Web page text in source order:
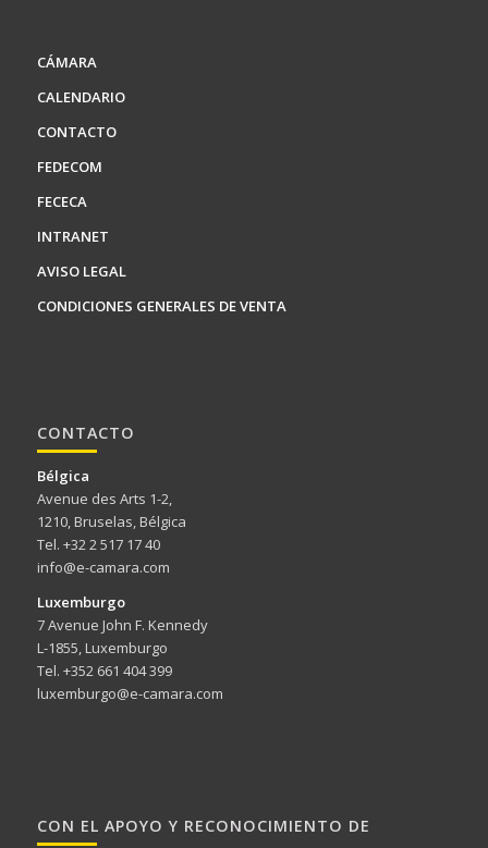
CÁMARA
CALENDARIO
CONTACTO
FEDECOM
FECECA
INTRANET
AVISO LEGAL
CONDICIONES GENERALES DE VENTA
CONTACTO
Bélgica
Avenue des Arts 1-2,
1210, Bruselas, Bélgica
Tel. +32 2 517 17 40
info@e-camara.com
Luxemburgo
7 Avenue John F. Kennedy
L-1855, Luxemburgo
Tel. +352 661 404 399
luxemburgo@e-camara.com
CON EL APOYO Y RECONOCIMIENTO DE